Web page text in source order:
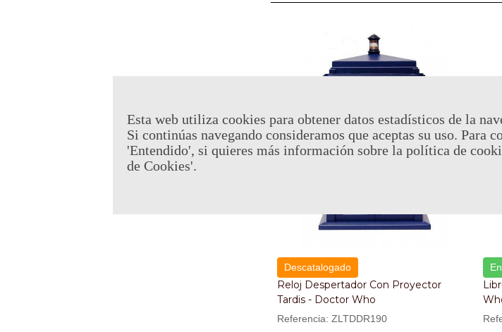
Descatalogado
Reloj Despertador Con Proyector
Tardis - Doctor Who
Referencia: ZLTDDR190
Esta web utiliza cookies para obtener datos estadísticos de la
Si continúas navegando consideramos que aceptas su uso. Para
'Entendido', si quieres más información sobre la política de
de Cookies'.